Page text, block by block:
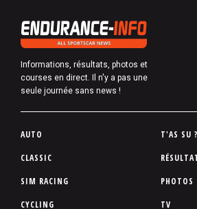
Informations, résultats, photos et
courses en direct. Il n'y a pas une
seule journée sans news !
P
d
d
AUTO
CLASSIC
SIM RACING
CYCLING
T'AS SU ?
PHOTOS
TV